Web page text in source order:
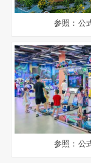
参照：公
参照：公